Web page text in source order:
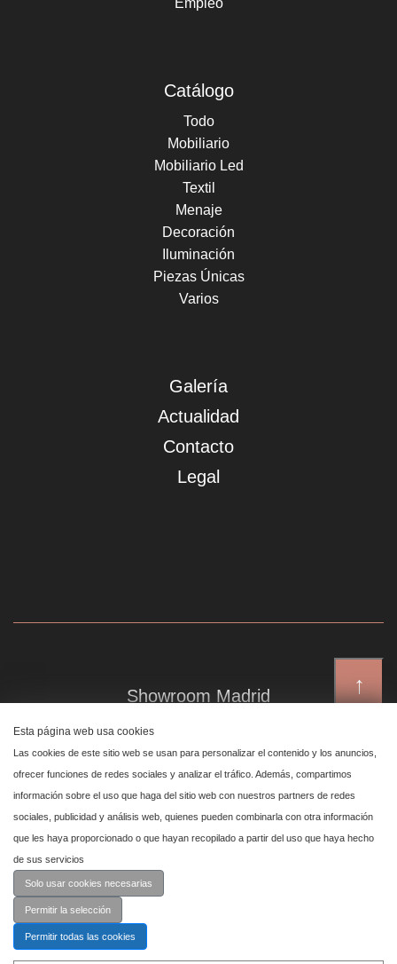
↑
Empleo
Catálogo
Todo
Mobiliario
Mobiliario Led
Textil
Menaje
Decoración
Iluminación
Piezas Únicas
Varios
Galería
Actualidad
Contacto
Legal
Showroom Madrid
Plaza de Canalejas 6, 4 izq
Centro, 28014 Madrid
Showroom Marbella
Polígono Industrial de San Pedro de Alcántara,
calle Reino Unido, primera planta nave 24, 29670 Marbella
Esta página web usa cookies
Las cookies de este sitio web se usan para personalizar el contenido y los anuncios,
ofrecer funciones de redes sociales y analizar el tráfico. Además, compartimos
información sobre el uso que haga del sitio web con nuestros partners de redes
sociales, publicidad y análisis web, quienes pueden combinarla con otra información
que les haya proporcionado o que hayan recopilado a partir del uso que haya hecho
de sus servicios
Solo usar cookies necesarias
Permitir la selección
Permitir todas las cookies